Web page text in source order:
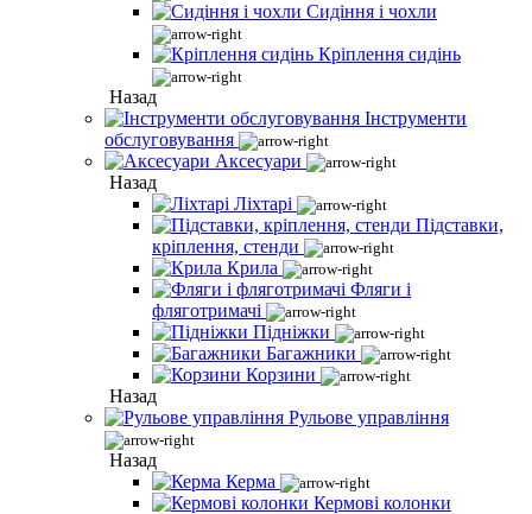
Сидіння і чохли
Кріплення сидінь
Назад
Інструменти
обслуговування
Аксесуари
Назад
Ліхтарі
Підставки,
кріплення, стенди
Крила
Фляги і
фляготримачі
Підніжки
Багажники
Корзини
Назад
Рульове управління
Назад
Керма
Кермові колонки